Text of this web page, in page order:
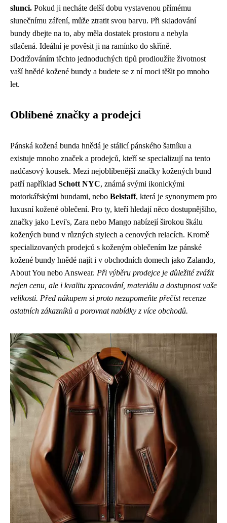
slunci. Pokud ji necháte delší dobu vystavenou přímému
slunečnímu záření, může ztratit svou barvu. Při skladování
bundy dbejte na to, aby měla dostatek prostoru a nebyla
stlačená. Ideální je pověsit ji na ramínko do skříně.
Dodržováním těchto jednoduchých tipů prodloužíte životnost
vaší hnědé kožené bundy a budete se z ní moci těšit po mnoho
let.
Oblíbené značky a prodejci
Pánská kožená bunda hnědá je stálicí pánského šatníku a
existuje mnoho značek a prodejců, kteří se specializují na tento
nadčasový kousek. Mezi nejoblíbenější značky kožených bund
patří například Schott NYC, známá svými ikonickými
motorkářskými bundami, nebo Belstaff, která je synonymem pro
luxusní kožené oblečení. Pro ty, kteří hledají něco dostupnějšího,
značky jako Levi's, Zara nebo Mango nabízejí širokou škálu
kožených bund v různých stylech a cenových relacích. Kromě
specializovaných prodejců s koženým oblečením lze pánské
kožené bundy hnědé najít i v obchodních domech jako Zalando,
About You nebo Answear. Při výběru prodejce je důležité zvážit
nejen cenu, ale i kvalitu zpracování, materiálu a dostupnost vaše
velikosti. Před nákupem si proto nezapomeňte přečíst recenze
ostatních zákazníků a porovnat nabídky z více obchodů.